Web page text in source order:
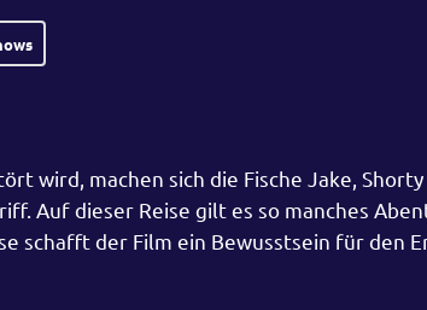
wird, machen sich die Fische Jake,
Auf dieser Reise gilt es so manches
schafft der Film ein Bewusstsein für den